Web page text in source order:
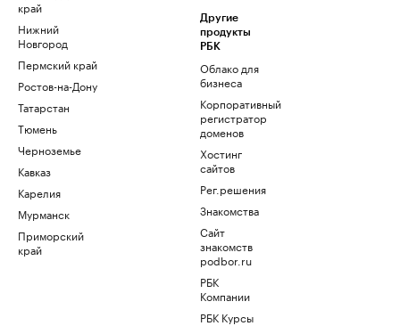
край
Нижний
Новгород
Пермский край
Ростов-на-Дону
Татарстан
Тюмень
Черноземье
Кавказ
Карелия
Мурманск
Приморский
край
Другие
продукты
РБК
Облако для
бизнеса
Корпоративный
регистратор
доменов
Хостинг
сайтов
Рег.решения
Знакомства
Сайт
знакомств
podbor.ru
РБК
Компании
РБК Курсы